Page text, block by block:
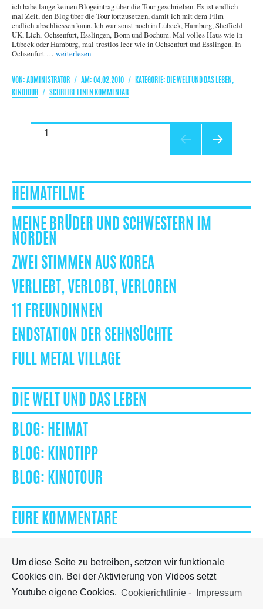
Um diese Seite zu betreiben, setzen wir funktionale
Cookies ein. Bei der Aktivierung von Videos setzt
Youtube eigene Cookies. Cookierichtlinie - Impressum
ich habe lange keinen Blogeintrag über die Tour geschrieben. Es ist endlich
mal Zeit, den Blog über die Tour fortzusetzen, damit ich mit dem Film
endlich abschliessen kann. Ich war sonst noch in Lübeck, Hamburg, Sheffield
UK, Lich, Ochsenfurt, Esslingen, Bonn und Bochum. Mal volles Haus wie in
Lübeck oder Hamburg, mal trostlos leer wie in Ochsenfurt und Esslingen. In
Ochsenfurt …„“Endstation”- Kinotour Runde 2“
weiterlesen
AUTOR
ADMINISTRATOR
VERÖFFENTLICHT
AM
04.02.2010 KATEGORIEN
DIE WELT UND DAS LEBEN,
KINOTOUR
SCHREIBE EINEN KOMMENTARZU
SEITE1
HEIMATFILME
MEINE BRÜDER UND SCHWESTERN IM
NORDEN
ZWEI STIMMEN AUS KOREA
VERLIEBT, VERLOBT, VERLOREN
11 FREUNDINNEN
ENDSTATION DER SEHNSÜCHTE
FULL METAL VILLAGE
DIE WELT UND DAS LEBEN
HEIMAT
KINOTIPP
KINOTOUR
EURE KOMMENTARE